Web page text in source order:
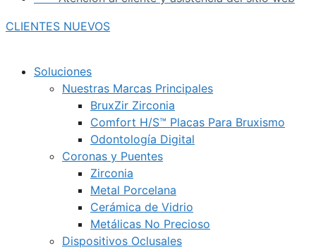
CLIENTES NUEVOS
Soluciones
Nuestras Marcas Principales
BruxZir Zirconia
Comfort H/S™ Placas Para Bruxismo
Odontología Digital
Coronas y Puentes
Zirconia
Metal Porcelana
Cerámica de Vidrio
Metálicas No Precioso
Dispositivos Oclusales